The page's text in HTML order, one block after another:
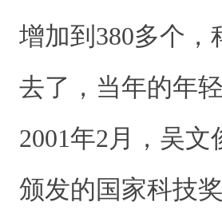
增加到380多个，
去了，当年的年
2001年2月，吴
颁发的国家科技